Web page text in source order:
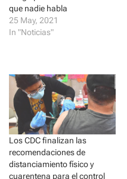
r
(
O
p
n
e
w
w
i
n
d
o
w
o
n
n
e
w
w
i
n
d
o
)
que nadie habla
25 May, 2021
In "Noticias"
Los CDC finalizan las
recomendaciones de
distanciamiento físico y
cuarentena para el control